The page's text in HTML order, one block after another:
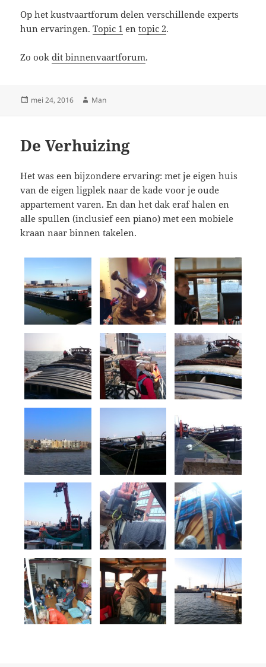
Op het kustvaartforum delen verschillende experts
hun ervaringen.Topic 1 entopic 2.
Zo ookdit binnenvaartforum.
Geplaatst
mei 24, 2016 Auteur
Man
De Verhuizing
Het was een bijzondere ervaring: met je eigen huis
van de eigen ligplek naar de kade voor je oude
appartement varen. En dan het dak eraf halen en
alle spullen (inclusief een piano) met een mobiele
kraan naar binnen takelen.